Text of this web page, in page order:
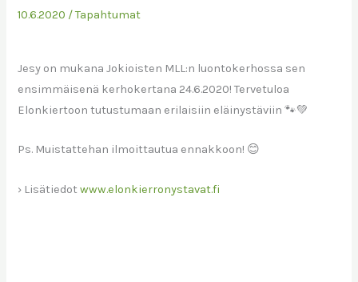
10.6.2020 /Tapahtumat
Jesy on mukana Jokioisten MLL:n luontokerhossa sen
ensimmäisenä kerhokertana 24.6.2020! Tervetuloa
Elonkiertoon tutustumaan erilaisiin eläinystäviin 🐾💚
Ps. Muistattehan ilmoittautua ennakkoon! 😊
› Lisätiedotwww.elonkierronystavat.fi